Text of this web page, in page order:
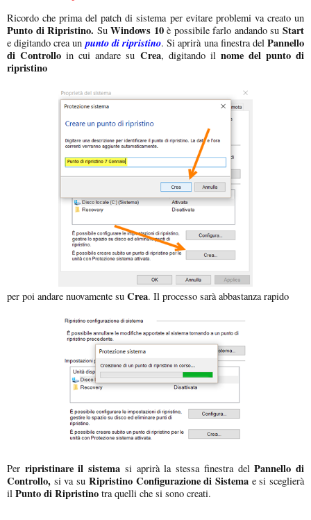
Ricordo che prima del patch di sistema per evitare problemi va creato un
Punto di Ripristino. SuWindows 10è possibile farlo andando su Start
e digitando crea unpunto di ripristino. Si aprirà una finestra delPannello
di Controllo in cui andare su Crea, digitando il nome del punto di
ripristino
per poi andare nuovamente su Crea. Il processo sarà abbastanza rapido
Per ripristinare il sistema si aprirà la stessa finestra delPannello di
Controllo, si va su Ripristino Configurazione di Sistemae si sceglierà
il Punto di Ripristino tra quelli che si sono creati.